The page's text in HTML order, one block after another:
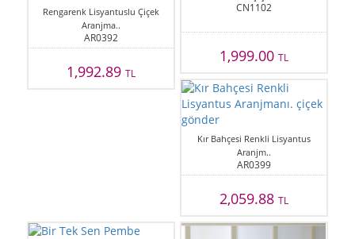
Rengarenk Lisyantuslu Çiçek
Aranjma..
AR0392
1,992.89TL
CN1102
1,999.00 TL
Kır Bahçesi Renkli Lisyantus
Aranjm..
AR0399
2,059.88 TL